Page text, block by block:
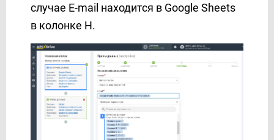
SMS Украина
SMS-fly
SMS-SMS
SMS.to
SMSAPI
SMSGlobal
SMSMODE
случае E-mail находится в Google Sheets
в колонке H.